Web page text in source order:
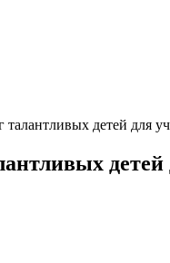
талантливых детей для